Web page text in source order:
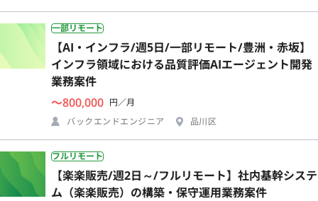
一部リモート
【AI・インフラ/週5日/一部リモート/豊洲・赤坂】
インフラ領域における品質評価AIエージェント開発
業務案件
〜800,000 円／月
バックエンドエンジニア
品川区
フルリモート
【楽楽販売/週2日～/フルリモート】社内基幹システ
ム（楽楽販売）の構築・保守運用業務案件